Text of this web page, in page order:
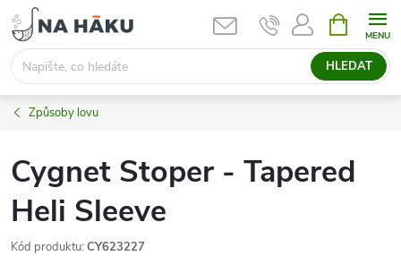
Přejít
na
obsah
HLEDAT
NÁKUPNÍ
KOŠÍK
Způsoby lovu
Cygnet Stoper - Tapered
Heli Sleeve
Kód produktu: CY623227